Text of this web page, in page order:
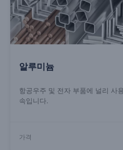
알루미늄
항공우주 및 전자 부품에 널리 사
속입니다.
가격